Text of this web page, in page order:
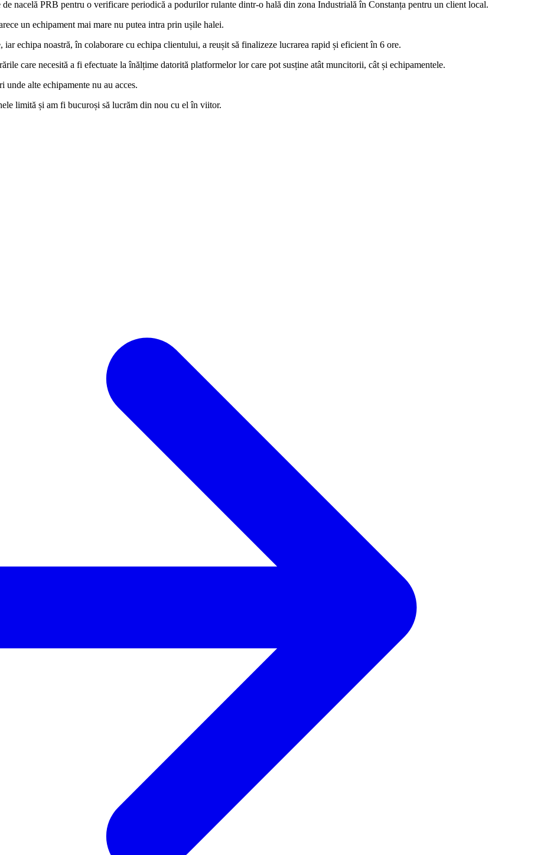
nacelă PRB pentru o verificare periodică a podurilor rulante dintr-o hală din zona Industrială în Constanța pentru un client local.
un echipament mai mare nu putea intra prin ușile halei.
iar echipa noastră, în colaborare cu echipa clientului, a reușit să finalizeze lucrarea rapid și eficient în 6 ore.
care necesită a fi efectuate la înălțime datorită platformelor lor care pot susține atât muncitorii, cât și echipamentele.
alte echipamente nu au acces.
limită și am fi bucuroși să lucrăm din nou cu el în viitor.